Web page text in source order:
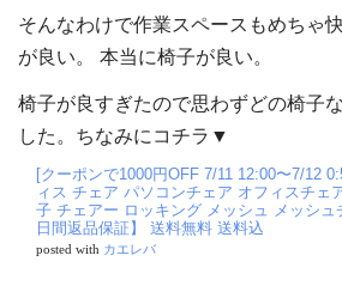
そんなわけで作業スペースもめちゃ
が良い。 本当に椅子が良い。
椅子が良すぎたので思わずどの椅子
した。ちなみにコチラ▼
[クーポンで1000円OFF 7/11 12:00〜7/12
ィス チェア パソコンチェア オフィスチェ
子 チェアー ロッキング メッシュ メッシ
日間返品保証】 送料無料 送料込
posted with カエレバ